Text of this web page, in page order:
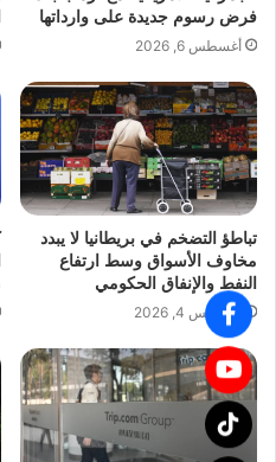
فرض رسوم جديدة على وارداتها
أغسطس 6, 2026
تباطؤ التضخم في بريطانيا لا يبدد
مخاوف الأسواق وسط ارتفاع
النفط والإنفاق الحكومي
أغسطس 4, 2026